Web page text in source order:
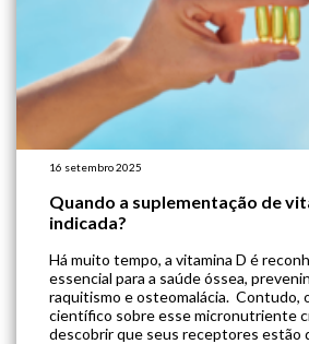
16 setembro 2025
Quando a suplementação de
indicada?
Há muito tempo, a vitamina D é
essencial para a saúde óssea,
raquitismo e osteomalácia. Contudo,
científico sobre esse micronutriente
descobrir que seus receptores estão